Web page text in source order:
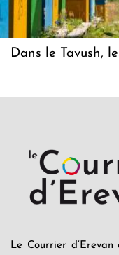
Dans le Tavush,
Le Courrier